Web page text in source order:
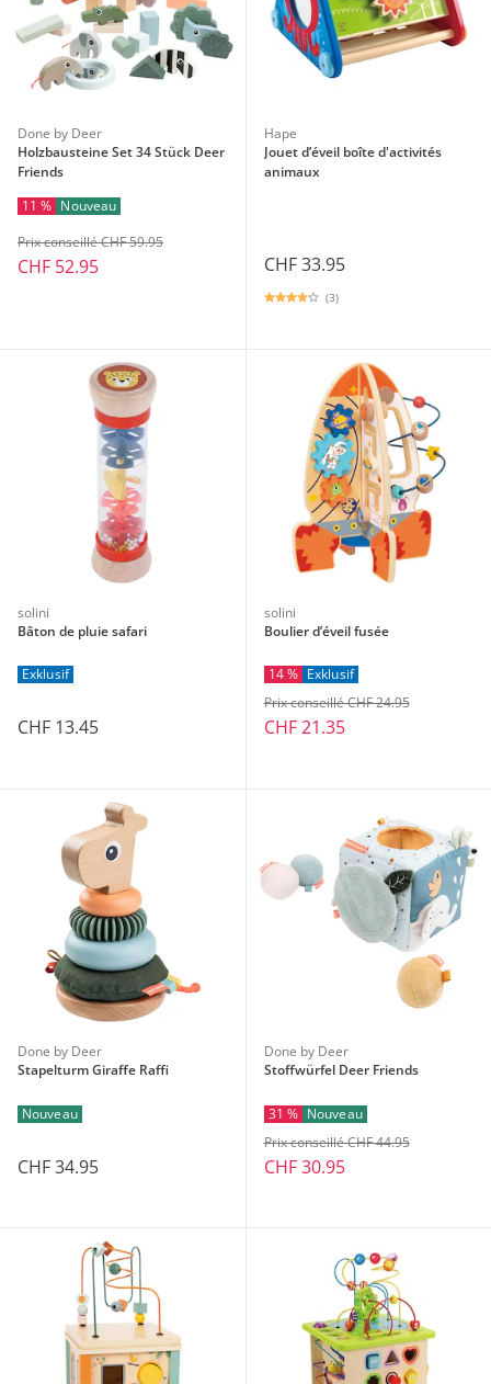
Done by Deer
Holzbausteine Set 34 Stück Deer
Friends
11 % Nouveau
CHF 52.95
Prix conseillé CHF 59.95
Hape
Jouet d’éveil boîte d'activités
animaux
CHF 33.95
(3)
solini
Bâton de pluie safari
Exklusif
CHF 13.45
solini
Boulier d’éveil fusée
14 % Exklusif
CHF 21.35
Prix conseillé CHF 24.95
Done by Deer
Stapelturm Giraffe Raffi
Nouveau
CHF 34.95
Done by Deer
Stoffwürfel Deer Friends
31 % Nouveau
CHF 30.95
Prix conseillé CHF 44.95